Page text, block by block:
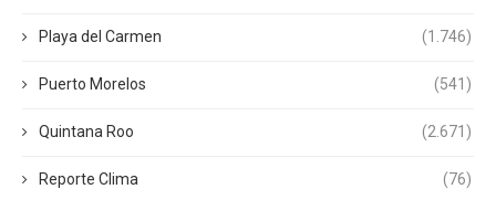
Playa del Carmen (1.746)
Puerto Morelos (541)
Quintana Roo (2.671)
Reporte Clima (76)